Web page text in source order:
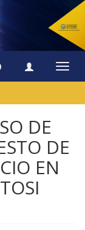
DE
DE
EN